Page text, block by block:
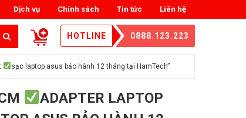
Liên hệ
Tin tức
Chính sách
Dịch vụ
HOTLINE 0888.123.223
sạc laptop asus bảo hành 12 tháng tại HamTech”
ADAPTER LAPTOP